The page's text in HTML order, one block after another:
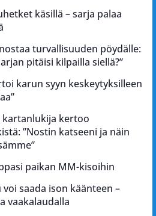
käsillä – sarja palaa
turvallisuuden pöydälle:
pitäisi kilpailla siellä?”
karun syyn keskeytyksilleen
kartanlukija kertoo
”Nostin katseeni ja näin
paikan MM-kisoihin
saada ison käänteen –
vaakalaudalla